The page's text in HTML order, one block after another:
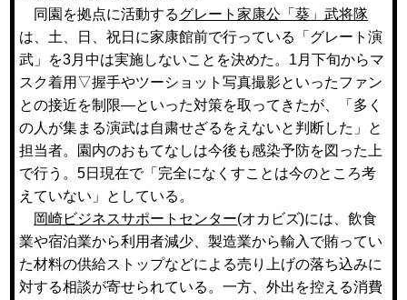
同園を拠点に活動するグレート家康公「葵」武将隊
は、土、日、祝日に家康館前で行っている「グレート演
武」を3月中は実施しないことを決めた。1月下旬からマ
スク着用▽握手やツーショット写真撮影といったファン
との接近を制限—といった対策を取ってきたが、「多く
の人が集まる演武は自粛せざるをえないと判断した」と
担当者。園内のおもてなしは今後も感染予防を図った上
で行う。5日現在で「完全になくすことは今のところ考
えていない」としている。
岡崎ビジネスサポートセンター(オカビズ)には、飲食
業や宿泊業から利用者減少、製造業から輸入で賄ってい
た材料の供給ストップなどによる売り上げの落ち込みに
対する相談が寄せられている。一方、外出を控える消費